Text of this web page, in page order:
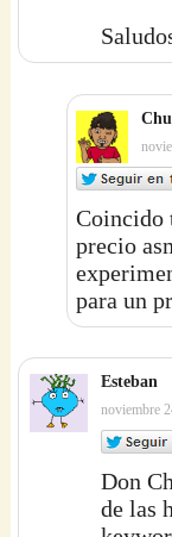
Coincido
precio
para un
Esteban
noviembre
Don
de las